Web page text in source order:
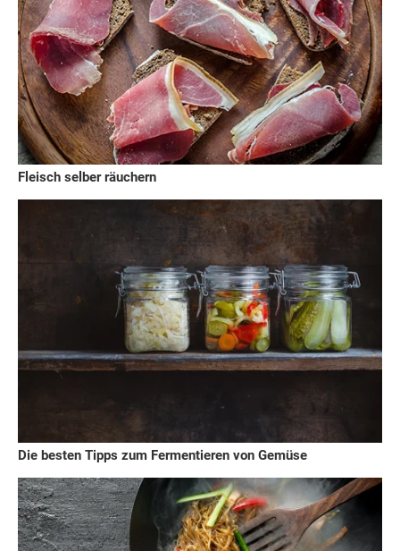
Fleisch selber räuchern
Die besten Tipps zum Fermentieren von Gemüse